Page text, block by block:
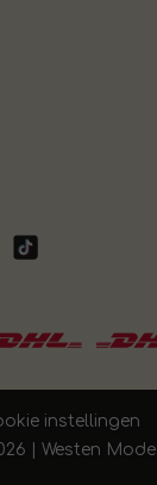
instellingen
| Westen Mode